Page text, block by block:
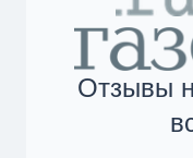
Отзывы